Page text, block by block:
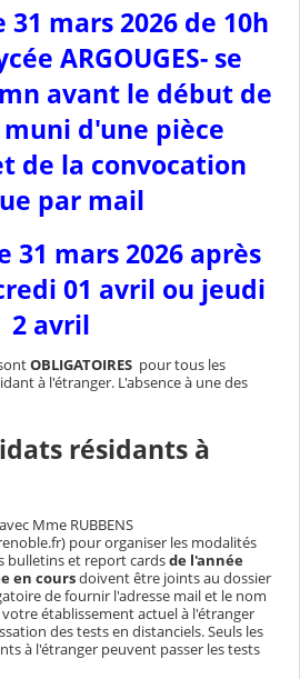
31 mars 2026 de 10h
ARGOUGES- se
avant le début de
d'une pièce
de la convocation
par mail
31 mars 2026 après
01 avril ou jeudi
2 avril
OBLIGATOIRES pour tous les
à l'étranger. L'absence à une des
résidants à
Mme RUBBENS
pour organiser les modalités
bulletins et report cardsde l'année
en coursdoivent être joints au dossier
de fournir l'adresse mail et le nom
établissement actuel à l'étranger
des tests en distanciels. Seuls les
à l'étranger peuvent passer les tests